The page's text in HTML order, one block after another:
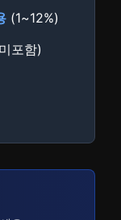
(1~12%)
포함)